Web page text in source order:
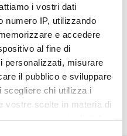
i vostri dati
numero IP, utilizzando
e accedere
al fine di
personalizzati, misurare
il pubblico e sviluppare
scegliere chi utilizza i
vostre scelte in materia di